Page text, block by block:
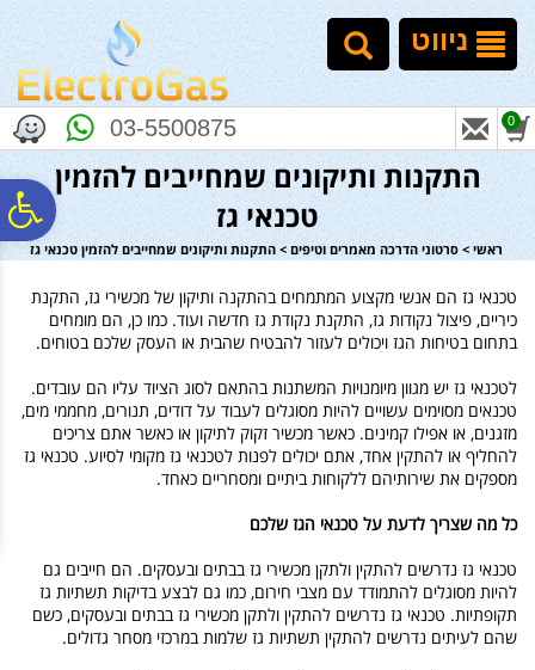
נגישות
אתר
המרכזי
ניווט
03-5500875 0
התקנות ותיקונים שמחייבים להזמין
טכנאי גז
ראשי > סרטוני הדרכה מאמרים וטיפים > התקנות ותיקונים שמחייבים להזמין טכנאי גז
טכנאי גז הם אנשי מקצוע המתמחים בהתקנה ותיקון של מכשירי גז, התקנת
כיריים, פיצול נקודות גז, התקנת נקודת גז חדשה ועוד. כמו כן, הם מומחים
בתחום בטיחות הגז ויכולים לעזור להבטיח שהבית או העסק שלכם בטוחים.
לטכנאי גז יש מגוון מיומנויות המשתנות בהתאם לסוג הציוד עליו הם עובדים.
טכנאים מסוימים עשויים להיות מסוגלים לעבוד על דודים, תנורים, מחממי מים,
מזגנים, או אפילו קמינים. כאשר מכשיר זקוק לתיקון או כאשר אתם צריכים
להחליף או להתקין אחד, אתם יכולים לפנות לטכנאי גז מקומי לסיוע. טכנאי גז
מספקים את שירותיהם ללקוחות ביתיים ומסחריים כאחד.
כל מה שצריך לדעת על טכנאי הגז שלכם
טכנאי גז נדרשים להתקין ולתקן מכשירי גז בבתים ובעסקים. הם חייבים גם
להיות מסוגלים להתמודד עם מצבי חירום, כמו גם לבצע בדיקות תשתיות גז
תקופתיות. טכנאי גז נדרשים להתקין ולתקן מכשירי גז בבתים ובעסקים, כשם
שהם לעיתים נדרשים להתקין תשתיות גז שלמות במרכזי מסחר גדולים.